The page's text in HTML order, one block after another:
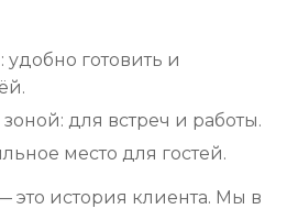
удобно готовить и
для встреч и работы.
место для гостей.
история клиента. Мы в